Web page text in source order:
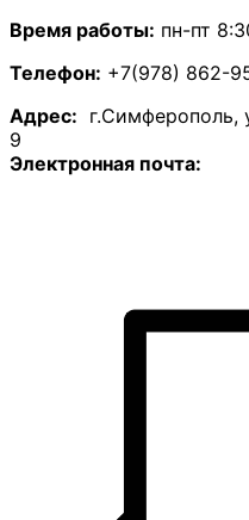
Время работы: пн-пт
Телефон: +7(978) 862-
Адрес: г.Симферополь,
9
Электронная почта: